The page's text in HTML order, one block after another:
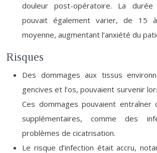
douleur post-opératoire. La durée
pouvait également varier, de 15
moyenne, augmentant l’anxiété du
Risques
Des dommages aux tissus
gencives et l’os, pouvaient survenir
Ces dommages pouvaient entraîner
supplémentaires, comme des
problèmes de cicatrisation.
Le risque d’infection était accru,